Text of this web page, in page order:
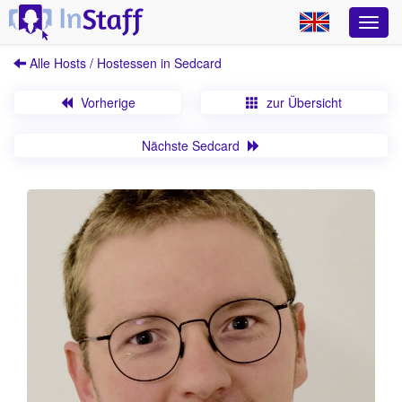
Alle Hosts / Hostessen in Sedcard
Vorherige zur Übersicht
Nächste Sedcard